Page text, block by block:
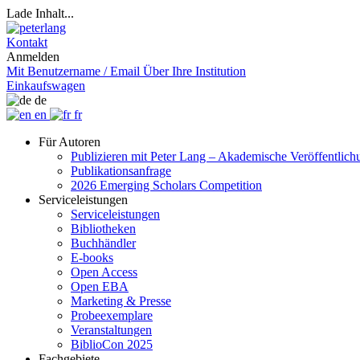
Lade Inhalt...
Kontakt
Anmelden
Mit Benutzername / Email Über Ihre Institution
Einkaufswagen
de
en
fr
Für Autoren
Publizieren mit Peter Lang – Akademische
Publikationsanfrage
2026 Emerging Scholars Competition
Serviceleistungen
Serviceleistungen
Bibliotheken
Buchhändler
E-books
Open Access
Open EBA
Marketing & Presse
Probeexemplare
Veranstaltungen
BiblioCon 2025